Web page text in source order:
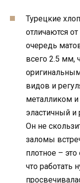
Турецкие
отличаются
очередь
всего 2.5 мм,
видов и
металликом
эластичный и
Он не
заломы
плотное –
что работать